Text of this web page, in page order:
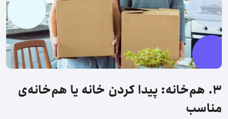
۳. هم‌خانه: پیدا کردن خانه یا هم‌خانه‌ی
مناسب